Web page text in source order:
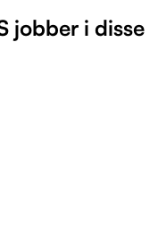
jobber i disse